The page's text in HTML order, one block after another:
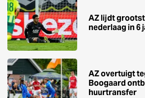
AZ lijdt
nederlaag in 6
AZ overtuigt
Boogaard
huurtransfer